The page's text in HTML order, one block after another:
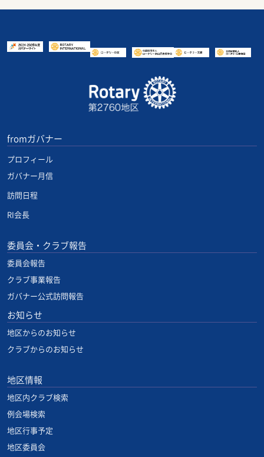
fromガバナー
プロフィール
ガバナー月信
訪問日程
RI会長
委員会・クラブ報告
委員会報告
クラブ事業報告
ガバナー公式訪問報告
お知らせ
地区からのお知らせ
クラブからのお知らせ
地区情報
地区内クラブ検索
例会場検索
地区行事予定
地区委員会